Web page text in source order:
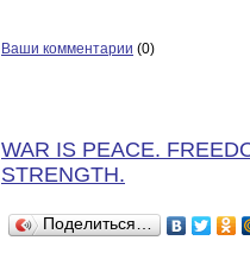
Ваши комментарии (0)
WAR IS PEACE.
STRENGTH.
Поделиться…